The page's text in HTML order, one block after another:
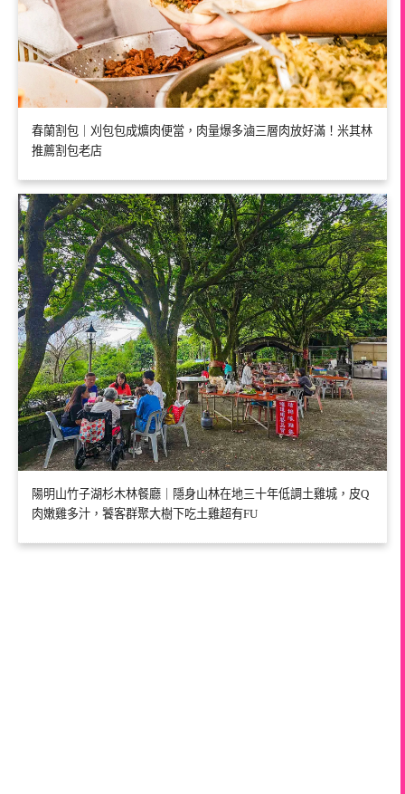
春蘭割包｜刈包包成爌肉便當，肉量爆多滷三層肉放好滿！米其林
推薦割包老店
陽明山竹子湖杉木林餐廳｜隱身山林在地三十年低調土雞城，皮Q
肉嫩雞多汁，饕客群聚大樹下吃土雞超有FU